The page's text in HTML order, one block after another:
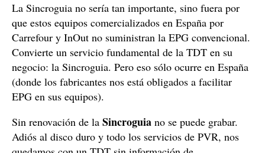
La Sincroguia no sería tan importante, sino fuera por
que estos equipos comercializados en España por
Carrefour y InOut no suministran la EPG convencional.
Convierte un servicio fundamental de la TDT en su
negocio: la Sincroguia. Pero eso sólo ocurre en España
(donde los fabricantes nos está obligados a facilitar
EPG en sus equipos).
Sin renovación de la Sincroguia no se puede grabar.
Adiós al disco duro y todo los servicios de PVR, nos